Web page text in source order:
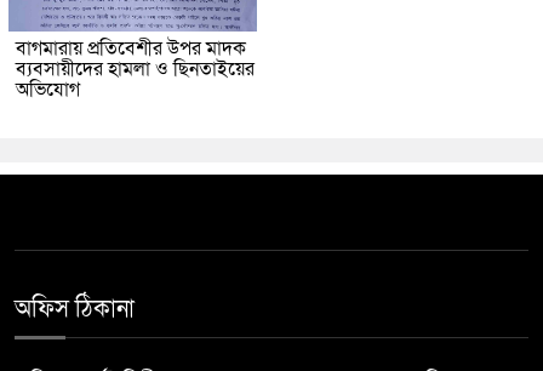
বাগমারায় প্রতিবেশীর উপর মাদক
ব্যবসায়ীদের হামলা ও ছিনতাইয়ের
অভিযোগ
অফিস ঠিকানা